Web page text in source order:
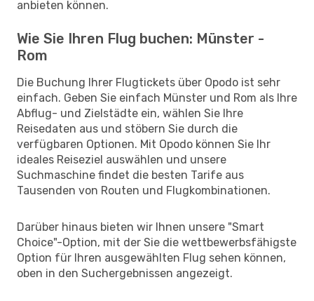
anbieten können.
Wie Sie Ihren Flug buchen: Münster -
Rom
Die Buchung Ihrer Flugtickets über Opodo ist sehr
einfach. Geben Sie einfach Münster und Rom als Ihre
Abflug- und Zielstädte ein, wählen Sie Ihre
Reisedaten aus und stöbern Sie durch die
verfügbaren Optionen. Mit Opodo können Sie Ihr
ideales Reiseziel auswählen und unsere
Suchmaschine findet die besten Tarife aus
Tausenden von Routen und Flugkombinationen.
Darüber hinaus bieten wir Ihnen unsere "Smart
Choice"-Option, mit der Sie die wettbewerbsfähigste
Option für Ihren ausgewählten Flug sehen können,
oben in den Suchergebnissen angezeigt.